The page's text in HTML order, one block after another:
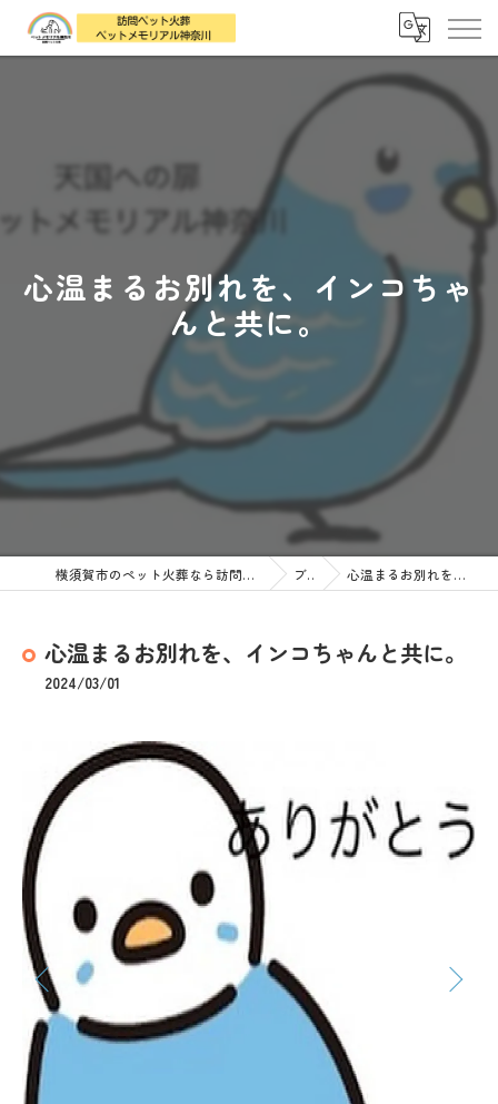
心温まるお別れを、インコちゃ
んと共に。
横須賀市のペット火葬なら訪問ペット火葬 ペットメモリアル神奈川 ブログ 心温まるお別れを、インコちゃんと共に。
心温まるお別れを、インコちゃんと共に。
2024/03/01